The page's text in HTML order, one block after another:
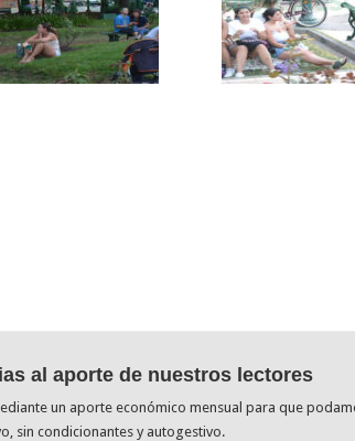
al aporte de nuestros lectores
un aporte económico mensual para que
sin condicionantes y autogestivo.